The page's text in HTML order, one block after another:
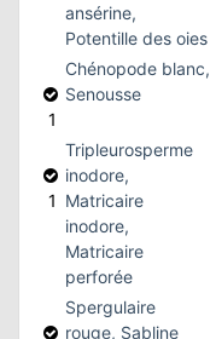
ansérine,
Potentille des oies
1
Chénopode blanc,
Senousse
1
Tripleurosperme
inodore,
Matricaire
inodore,
Matricaire
perforée
Spergulaire
rouge, Sabline